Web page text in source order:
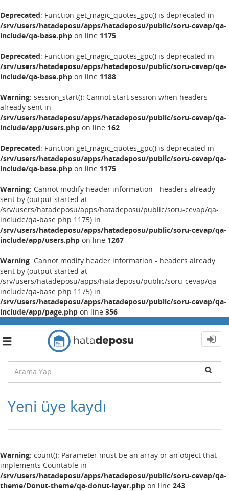
Deprecated: Function get_magic_quotes_gpc() is deprecated in
/srv/users/hatadeposu/apps/hatadeposu/public/soru-cevap/qa-
include/qa-base.php on line 1175
Deprecated: Function get_magic_quotes_gpc() is deprecated in
/srv/users/hatadeposu/apps/hatadeposu/public/soru-cevap/qa-
include/qa-base.php on line 1188
Warning: session_start(): Cannot start session when headers
already sent in
/srv/users/hatadeposu/apps/hatadeposu/public/soru-cevap/qa-
include/app/users.php on line 162
Deprecated: Function get_magic_quotes_gpc() is deprecated in
/srv/users/hatadeposu/apps/hatadeposu/public/soru-cevap/qa-
include/qa-base.php on line 1175
Warning: Cannot modify header information - headers already
sent by (output started at
/srv/users/hatadeposu/apps/hatadeposu/public/soru-cevap/qa-
include/qa-base.php:1175) in
/srv/users/hatadeposu/apps/hatadeposu/public/soru-cevap/qa-
include/app/users.php on line 1267
Warning: Cannot modify header information - headers already
sent by (output started at
/srv/users/hatadeposu/apps/hatadeposu/public/soru-cevap/qa-
include/qa-base.php:1175) in
/srv/users/hatadeposu/apps/hatadeposu/public/soru-cevap/qa-
include/app/page.php on line 356
Toggle
Yeni üye kaydı
Warning: count(): Parameter must be an array or an object that
implements Countable in
/srv/users/hatadeposu/apps/hatadeposu/public/soru-cevap/qa-
theme/Donut-theme/qa-donut-layer.php on line 243